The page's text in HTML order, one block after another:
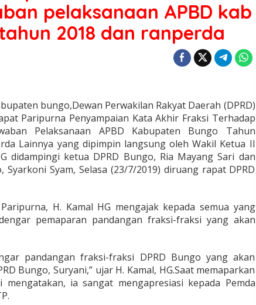
pelaksanaan APBD kab
2018 dan ranperda
bungo,Dewan Perwakilan Rakyat Daerah (DPRD)
Paripurna Penyampaian Kata Akhir Fraksi Terhadap
Pelaksanaan APBD Kabupaten Bungo Tahun
Lainnya yang dipimpin langsung oleh Wakil Ketua II
didampingi ketua DPRD Bungo, Ria Mayang Sari dan
Syarkoni Syam, Selasa (23/7/2019) diruang rapat DPRD
H. Kamal HG mengajak kepada semua yang
pemaparan pandangan fraksi-fraksi yang akan
pandangan fraksi-fraksi DPRD Bungo yang akan
Bungo, Suryani,” ujar H. Kamal, HG.Saat memaparkan
mengatakan, ia sangat mengapresiasi kepada Pemda